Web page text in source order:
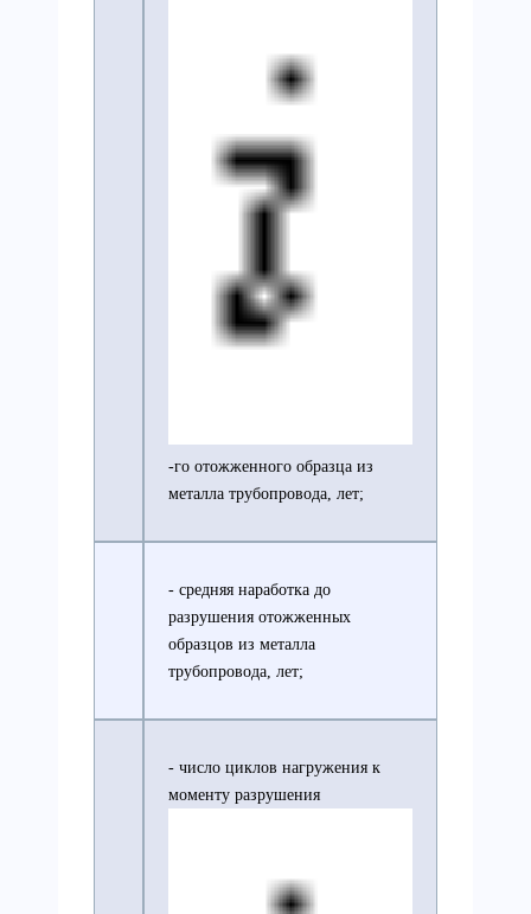
-го отожженного образца из
металла трубопровода, лет;
- средняя наработка до
разрушения отожженных
образцов из металла
трубопровода, лет;
- число циклов нагружения к
моменту разрушения